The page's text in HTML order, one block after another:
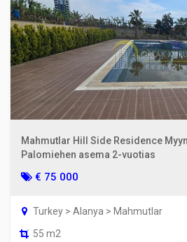
Mahmutlar Hill Side Residence
Palomiehen asema 2-vuotias
€ 75 000
Turkey > Alanya > Mahmutlar
55 m2